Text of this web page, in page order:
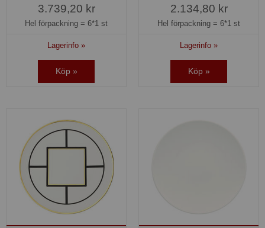
3.739,20 kr
Hel förpackning = 6*1 st
Lagerinfo »
Köp »
2.134,80 kr
Hel förpackning = 6*1 st
Lagerinfo »
Köp »